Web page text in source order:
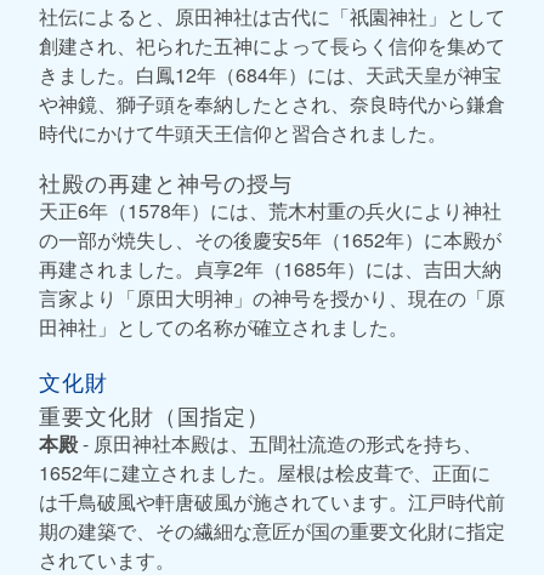
社伝によると、原田神社は古代に「祇園神社」として
創建され、祀られた五神によって長らく信仰を集めて
きました。白鳳12年（684年）には、天武天皇が神宝
や神鏡、獅子頭を奉納したとされ、奈良時代から鎌倉
時代にかけて牛頭天王信仰と習合されました。
社殿の再建と神号の授与
天正6年（1578年）には、荒木村重の兵火により神社
の一部が焼失し、その後慶安5年（1652年）に本殿が
再建されました。貞享2年（1685年）には、吉田大納
言家より「原田大明神」の神号を授かり、現在の「原
田神社」としての名称が確立されました。
文化財
重要文化財（国指定）
本殿- 原田神社本殿は、五間社流造の形式を持ち、
1652年に建立されました。屋根は桧皮葺で、正面に
は千鳥破風や軒唐破風が施されています。江戸時代前
期の建築で、その繊細な意匠が国の重要文化財に指定
されています。